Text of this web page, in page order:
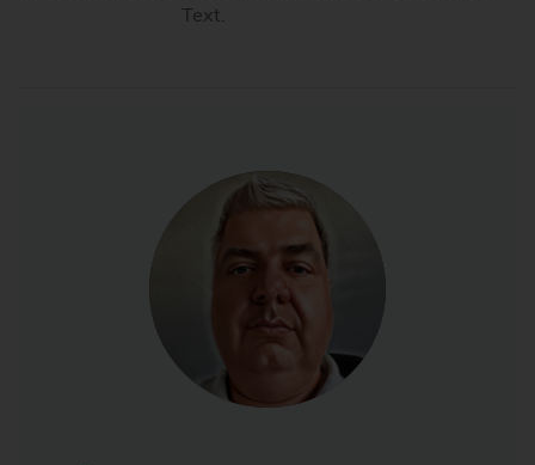
Text.